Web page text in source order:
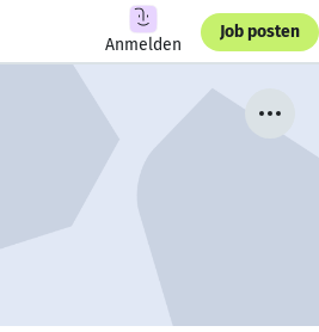
Anmelden
Job posten